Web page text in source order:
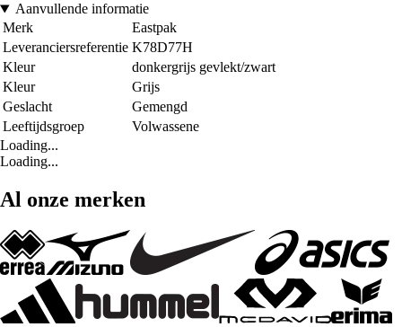
Aanvullende informatie
Merk
Eastpak
Leveranciersreferentie K78D77H
Kleur
donkergrijs gevlekt/zwart
Kleur
Grijs
Geslacht
Gemengd
Leeftijdsgroep
Volwassene
Loading...
Loading...
Al onze merken